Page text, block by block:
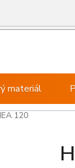
materiál
120